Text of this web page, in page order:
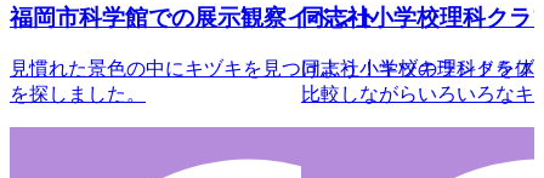
福岡市科学館での展示観察イベント
見慣れた景色の中にキヅキを見つけよう！キヅキランドを
を探しました。
同志社小学校理科クラ
同志社小学校の理科クラブ
比較しながらいろいろなキ